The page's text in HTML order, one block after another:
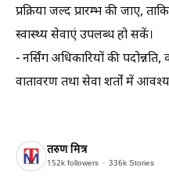
प्रक्रिया जल्द प्रारम्भ की जाए,
स्वास्थ्य सेवाएं उपलब्ध हो सकें।
- नर्सिंग अधिकारियों की
वातावरण तथा सेवा शर्तों में
तरुण मित्र
152k followers 336k Stories